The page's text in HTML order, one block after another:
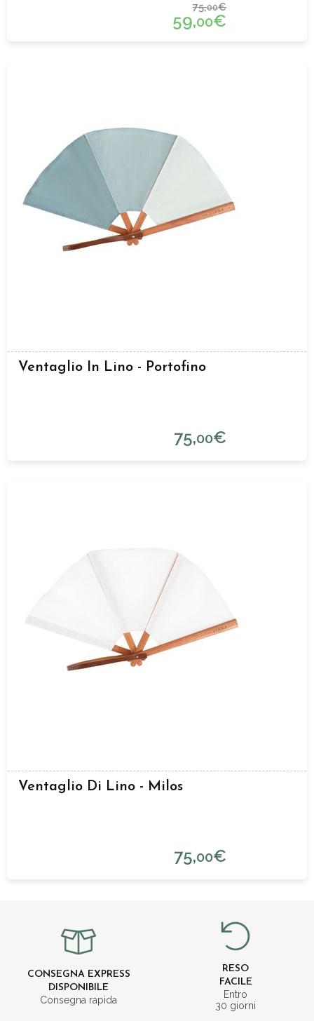
75,00€
59,00€
Ventaglio In Lino - Portofino
75,00€
Ventaglio Di Lino - Milos
75,00€
CONSEGNA EXPRESS
DISPONIBILE
Consegna rapida
RESO
FACILE
Entro
30 giorni